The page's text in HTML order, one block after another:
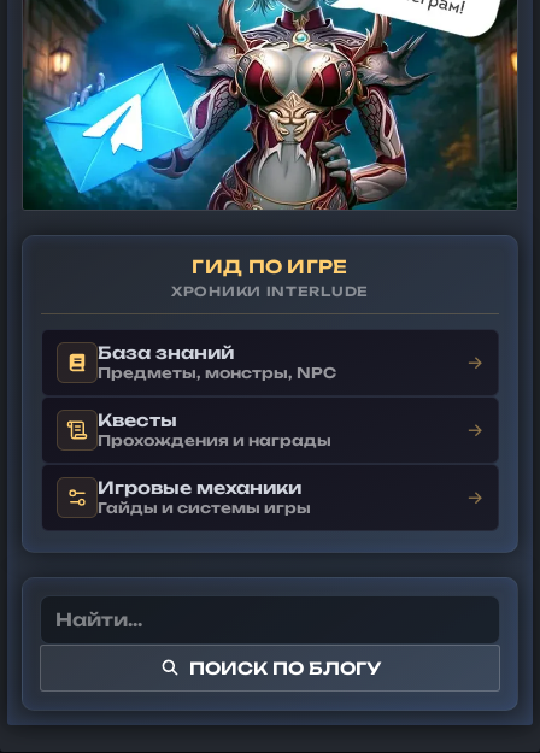
ГИД ПО ИГРЕ
ХРОНИКИ INTERLUDE
База знаний
Предметы, монстры, NPC →
Квесты
Прохождения и награды →
Игровые механики
Гайды и системы игры →
ПОИСК ПО БЛОГУ